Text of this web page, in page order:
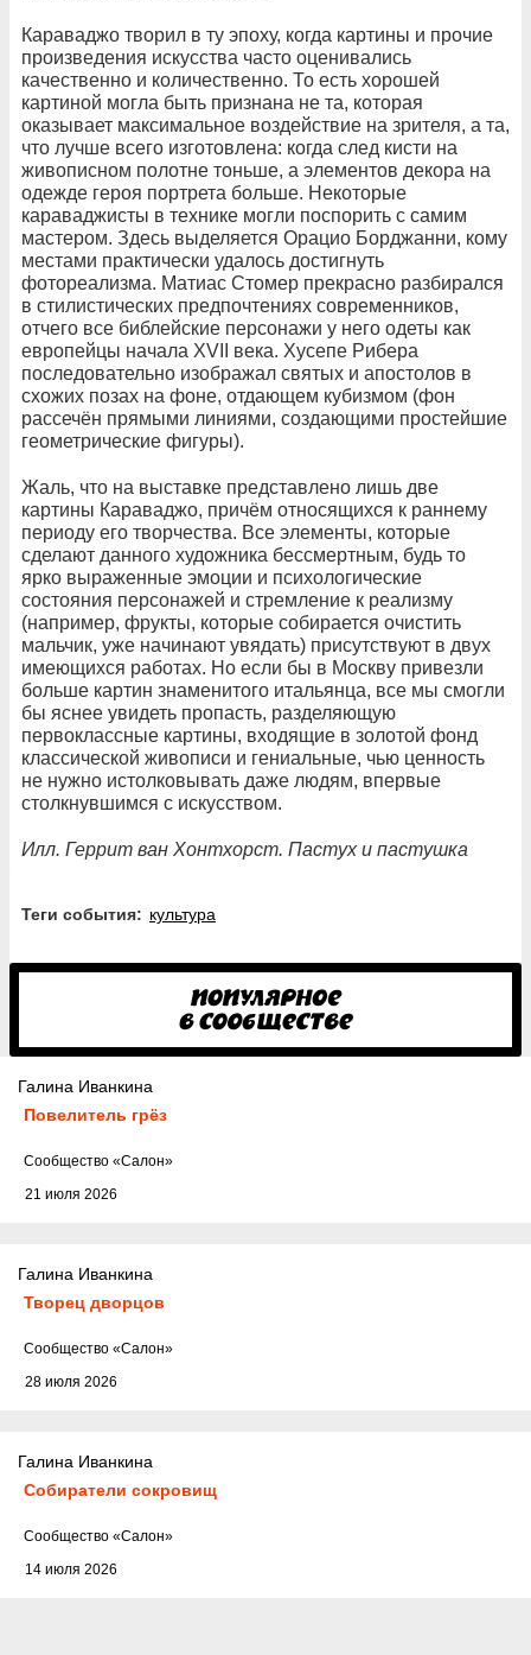
Караваджо творил в ту эпоху, когда картины и прочие
произведения искусства часто оценивались
качественно и количественно. То есть хорошей
картиной могла быть признана не та, которая
оказывает максимальное воздействие на зрителя, а та,
что лучше всего изготовлена: когда след кисти на
живописном полотне тоньше, а элементов декора на
одежде героя портрета больше. Некоторые
караваджисты в технике могли поспорить с самим
мастером. Здесь выделяется Орацио Борджанни, кому
местами практически удалось достигнуть
фотореализма. Матиас Стомер прекрасно разбирался
в стилистических предпочтениях современников,
отчего все библейские персонажи у него одеты как
европейцы начала XVII века. Хусепе Рибера
последовательно изображал святых и апостолов в
схожих позах на фоне, отдающем кубизмом (фон
рассечён прямыми линиями, создающими простейшие
геометрические фигуры).
Жаль, что на выставке представлено лишь две
картины Караваджо, причём относящихся к раннему
периоду его творчества. Все элементы, которые
сделают данного художника бессмертным, будь то
ярко выраженные эмоции и психологические
состояния персонажей и стремление к реализму
(например, фрукты, которые собирается очистить
мальчик, уже начинают увядать) присутствуют в двух
имеющихся работах. Но если бы в Москву привезли
больше картин знаменитого итальянца, все мы смогли
бы яснее увидеть пропасть, разделяющую
первоклассные картины, входящие в золотой фонд
классической живописи и гениальные, чью ценность
не нужно истолковывать даже людям, впервые
столкнувшимся с искусством.
Илл. Геррит ван Хонтхорст. Пастух и пастушка
Теги события: культура
Галина Иванкина
Повелитель грёз
21 июля 2026
Cообщество «Салон»
Галина Иванкина
Творец дворцов
28 июля 2026
Cообщество «Салон»
Галина Иванкина
Собиратели сокровищ
14 июля 2026
Cообщество «Салон»